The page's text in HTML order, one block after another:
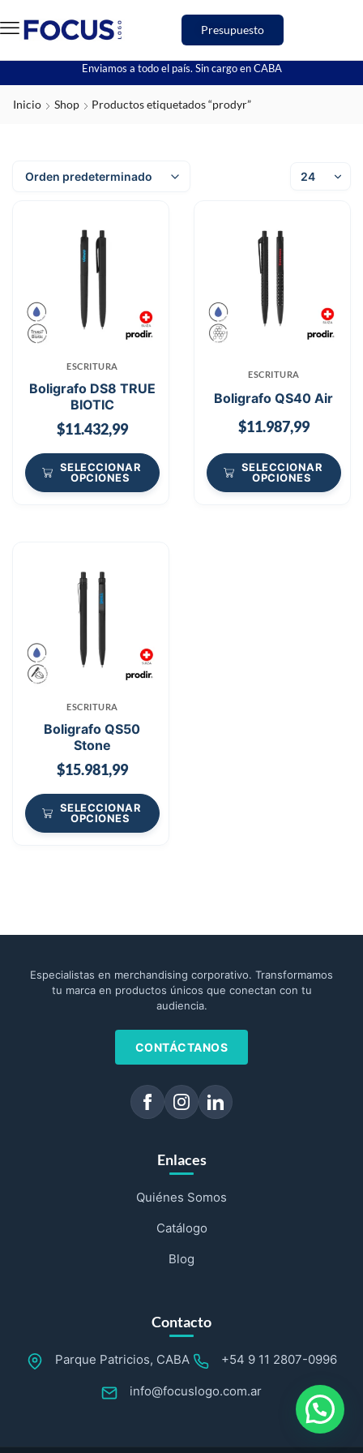
Presupuesto
Enviamos a todo el país. Sin cargo en CABA
Inicio Shop Productos etiquetados “prodyr”
ESCRITURA
Boligrafo DS8 TRUE
BIOTIC
$11.432,99
SELECCIONAR
OPCIONES
ESCRITURA
Boligrafo QS40 Air
$11.987,99
SELECCIONAR
OPCIONES
ESCRITURA
Boligrafo QS50
Stone
$15.981,99
SELECCIONAR
OPCIONES
Especialistas en merchandising corporativo. Transformamos
tu marca en productos únicos que conectan con tu
audiencia.
CONTÁCTANOS
Enlaces
Quiénes Somos
Catálogo
Blog
Contacto
Parque Patricios, CABA +54 9 11 2807-0996
info@focuslogo.com.ar